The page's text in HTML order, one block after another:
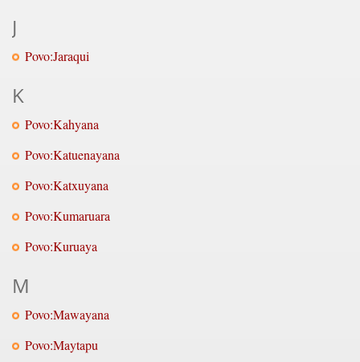
J
Povo:Jaraqui
K
Povo:Kahyana
Povo:Katuenayana
Povo:Katxuyana
Povo:Kumaruara
Povo:Kuruaya
M
Povo:Mawayana
Povo:Maytapu